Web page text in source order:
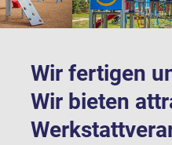
Wir fertigen
Wir bieten